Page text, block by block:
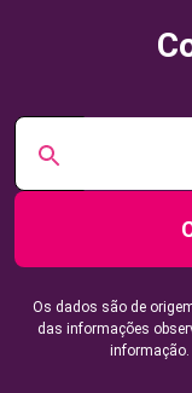
Os dados são de
das informações